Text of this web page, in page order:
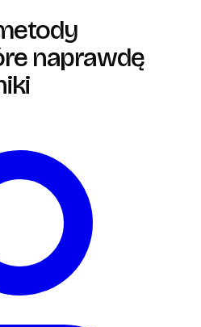
naprawdę